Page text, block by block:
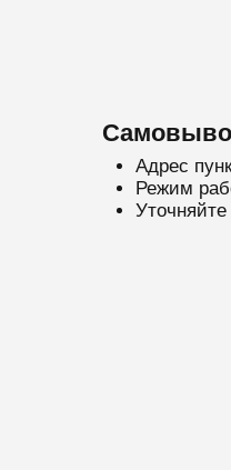
Адрес
Режим